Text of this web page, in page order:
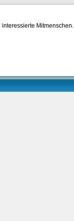
Mitmenschen.